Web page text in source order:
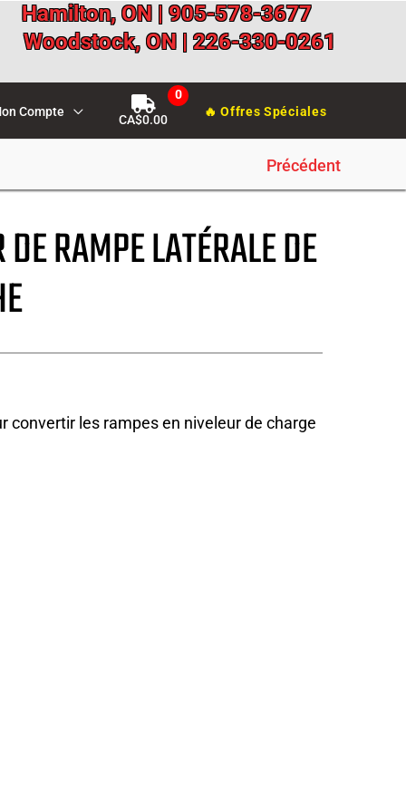
Hamilton, ON | 905-578-3677
Woodstock, ON | 226-330-0261
Compte
CA$0.00
🔥 Offres Spéciales
Précédent
RAMPE LATÉRALE DE
convertir les rampes en niveleur de charge